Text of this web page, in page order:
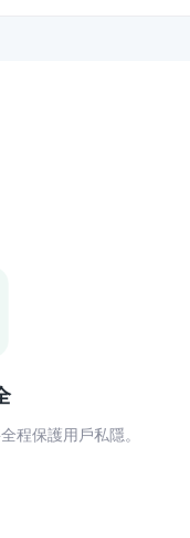
程保護用戶私隱。